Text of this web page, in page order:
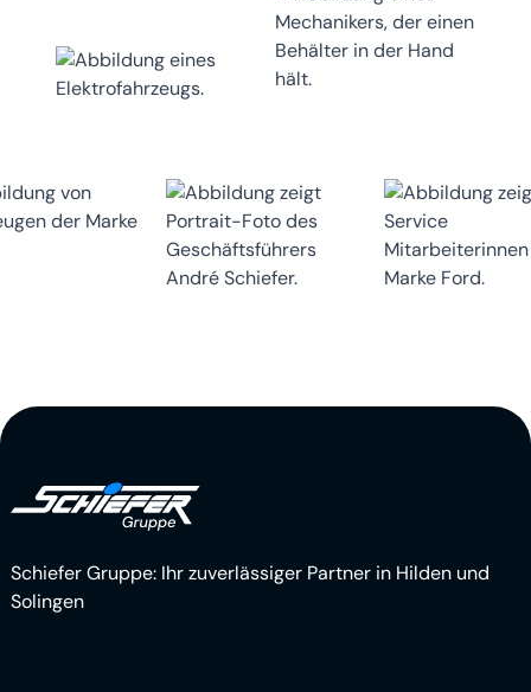
Schiefer Gruppe: Ihr zuverlässiger Partner in Hilden und
Solingen